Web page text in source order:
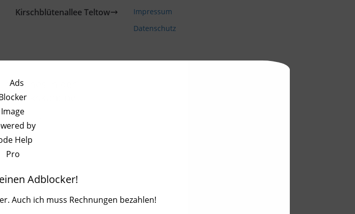
Kirschblütenallee Teltow
Veganes in der
Bezirkskantine
23. Oktober 2016
für das
Impressum
Datenschutz
Adblocker!
Auch ich muss Rechnungen bezahlen!